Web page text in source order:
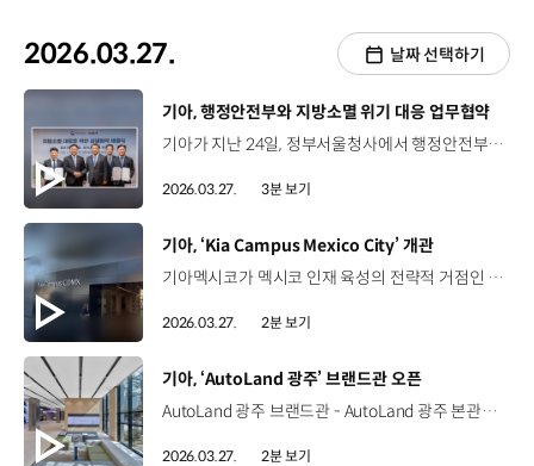
2026.03.27. 날짜 선택하기
[동영상]
기아, 행정안전부와 지방소멸 위기 대응 업무협약
기아가 지난 24일, 정부서울청사에서 행정안전부와 ‘지방소멸 대응을 위한 상생 업무협약’을 체결했습니다. 이에 따라 양측은 소멸위기지역 고령층을 대상으로 PBV를 활용한 신선식품 무료배송 서비스를 론칭하고, 소멸위기지역의 신선식품 접근성 개선에 나섭니다. 최준영 사장 / 기아 대표이사당사의 목적 기반 맞춤형 차량인 PBV를 활용을 해서 사회 문제 해결에 기여하게 되어서 저희 기아 역시 대단히 영광스럽게 생각합니다. 금일 행정안전부와의 업무협약 체결은 민관이 힘을 합쳐 실질적인 사회 문제 해결을 시작하는 첫 걸음이라는 데 큰 의의가 있다고 생각합니다. 윤호중 장관 / 행정안전부지방소멸은 단순히 지역의 문제가 아니라 국가의 지속가능성을 좌우하는 중대한 과제입니다. 정부만으로는 해결할 수 없는 이 문제에 기업이 적극적으로 참여와 협력을 더해 주신 점에 감사드리면서 이번 협약을 통해 어디에 살든 기본이 보장되는 나라를 현장에서 구현해 나가겠다는 말씀을 드립니다. 서비스 운영을 위해 기아는 이동형 냉장고와 냉동고를 탑재한 ‘PV5 카고’ 모델을 투입하고, 지역 식료품점과의 공급 계약을 통해 신선식품의 조달을 원활히 할 예정입니다. 이덕현 상무 / 기아 지속가능경영실65세 이상 고령층이 전화로 필요한 신선식품을 주문하시면 일반 시중가보다 저렴한 가격으로 식품을 조달·공급할 계획입니다. 행정안전부는 지방정부와 협력해 차량 기지, 충전소 등의 신선식품 배송 기반 조성과 배송 사업을 실행할 사회 연대 경제 조직의 육성을 담당합니다. 이번 사업은 올해 2분기 중 경북 의성군에서 시작해 연내 1개 지자체를 추가 선정하고 점차 확대해 나가는데요. 기아는 소멸위기지역 고령층의 정주(定住) 여건을 개선하고 지방소멸 문제 해소에 기여하는 등 기업의 사회적 책임을 다할 예정입니다.
2026.03.27. 3분 보기
[동영상]
기아, ‘Kia Campus Mexico City’ 개관
기아멕시코가 멕시코 인재 육성의 전략적 거점인 '기아 캠퍼스 멕시코시티'를 공식 개관하며 교육 서비스 혁신에 나섰습니다. 지난 19일 열린 개관식에는 기아 멕시코 법인 및 멕시코시티 관계자 등 100여 명이 참석했습니다. 김영삼 상무 / 기아 멕시코 법인장‘기아 캠퍼스 멕시코시티’는 앞으로 수년간 우리의 성공을 이끌어갈 탄탄한 기반을 만들어가고 있습니다. 감사합니다.‘KIA campus CDMX’ It is building unshakable foundation of excellence that will drive our success for years to come. Thank you very much. muchas gracias. 멕시코시티 중심부에 위치한 총 3,800m² 규모의 신규 교육센터는 실제 딜러십의 비즈니스 환경을 그대로 재현한 다양한 영업 교육 공간과 함께 정비 및 판금·도장 서비스 실습 공간, 엔진·변속기 부분 수리를 위한 실습장과 같은 기술 교육 공간 등이 구축됐습니다. ‘기아 캠퍼스 멕시코시티’는 교육 역량을 기존 교육장 대비 36% 확대하는데요. 올 한 해 동안 4,600명을 대상으로, 총 18만 시간의 교육을 진행하게 됩니다. 이 밖에도 기아멕시코는 올해 말까지 판매·서비스 거점을 현재 123개에서 131개까지 확대해 전반적인 고객 경험 강화를 추진하는 한편 ‘기아 캠퍼스 멕시코시티’의 인재 육성 모델을 멕시코 주요 지역으로 넓혀나갈 계획입니다.
2026.03.27. 2분 보기
[동영상]
기아, ‘AutoLand 광주’ 브랜드관 오픈
AutoLand 광주 브랜드관 - AutoLand 광주 본관동 1층 베스트 셀링카부터 EV까지 기아의 대표 생산 거점 ‘AutoLand 광주’ ‘오토랜드 광명’, ‘오토랜드 화성’에 이은 세 번째 고객 체험형 브랜드관 개관 기아의 브랜드 철학과 AutoLand 광주를 소개하는 ‘Auditorium’ 전동화 기술이 이끄는 일상의 변화를 만나는 ‘EV to Life’ 헤드램프의 빛으로 구현한 기아 브랜드의 진보 과정 ‘The Light of Origins’ ADAS, AI 어시스턴트 등 첨단 기술을 체험할 수 있는 'EV 익스피리언스 존’ 기아와 타이거즈가 함께한 영광의 순간을 담은 ‘Kia Tigers’ ‘셀토스’, ‘EV5’ 등 오토랜드 광주 대표 차종의 ‘생산 라인 투어’ 진행 기아의 차별화된 생산 기술 비전 및 브랜드 스토리를 직접 체험하는 시간 “차별화된 경험으로 고객에게 브랜드 철학을 전합니다”
2026.03.27. 2분 보기